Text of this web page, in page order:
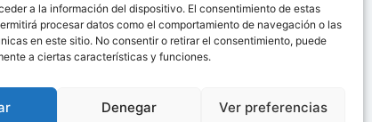
a la información del dispositivo. El consentimiento de estas
procesar datos como el comportamiento de navegación o las
en este sitio. No consentir o retirar el consentimiento, puede
a ciertas características y funciones.
Denegar Ver preferencias